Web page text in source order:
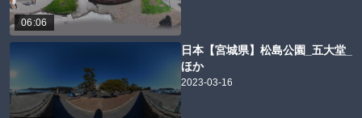
06:06
日本【宮城県】松島公園_五大堂_
ほか
2023-03-16